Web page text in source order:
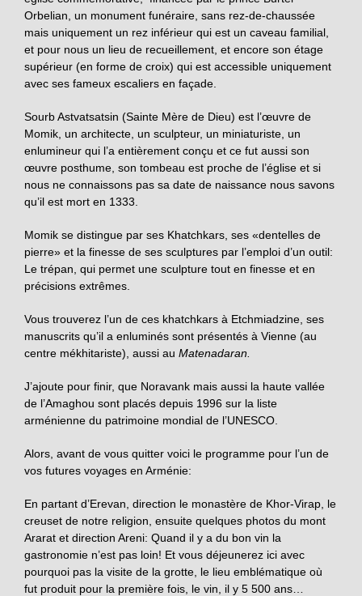
Orbelian, un monument funéraire, sans rez-de-chaussée
mais uniquement un rez inférieur qui est un caveau familial,
et pour nous un lieu de recueillement, et encore son étage
supérieur (en forme de croix) qui est accessible uniquement
avec ses fameux escaliers en façade.
Sourb Astvatsatsin (Sainte Mère de Dieu) est l’œuvre de
Momik, un architecte, un sculpteur, un miniaturiste, un
enlumineur qui l’a entièrement conçu et ce fut aussi son
œuvre posthume, son tombeau est proche de l’église et si
nous ne connaissons pas sa date de naissance nous savons
qu’il est mort en 1333.
Momik se distingue par ses Khatchkars, ses «dentelles de
pierre» et la finesse de ses sculptures par l’emploi d’un outil:
Le trépan, qui permet une sculpture tout en finesse et en
précisions extrêmes.
Vous trouverez l’un de ces khatchkars à Etchmiadzine, ses
manuscrits qu’il a enluminés sont présentés à Vienne (au
centre mékhitariste), aussi au Matenadaran.
J’ajoute pour finir, que Noravank mais aussi la haute vallée
de l’Amaghou sont placés depuis 1996 sur la liste
arménienne du patrimoine mondial de l’UNESCO.
Alors, avant de vous quitter voici le programme pour l’un de
vos futures voyages en Arménie:
En partant d’Erevan, direction le monastère de Khor-Virap, le
creuset de notre religion, ensuite quelques photos du mont
Ararat et direction Areni: Quand il y a du bon vin la
gastronomie n’est pas loin! Et vous déjeunerez ici avec
pourquoi pas la visite de la grotte, le lieu emblématique où
fut produit pour la première fois, le vin, il y 5 500 ans…